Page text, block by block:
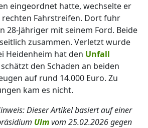
eingeordnet hatte, wechselte er
Fahrstreifen. Dort fuhr
28-Jähriger mit seinem Ford. Beide
zusammen. Verletzt wurde
Heidenheim hat den Unfall
den Schaden an beiden
auf rund 14.000 Euro. Zu
kam es nicht.
Dieser Artikel basiert auf einer
Ulmvom 25.02.2026 gegen